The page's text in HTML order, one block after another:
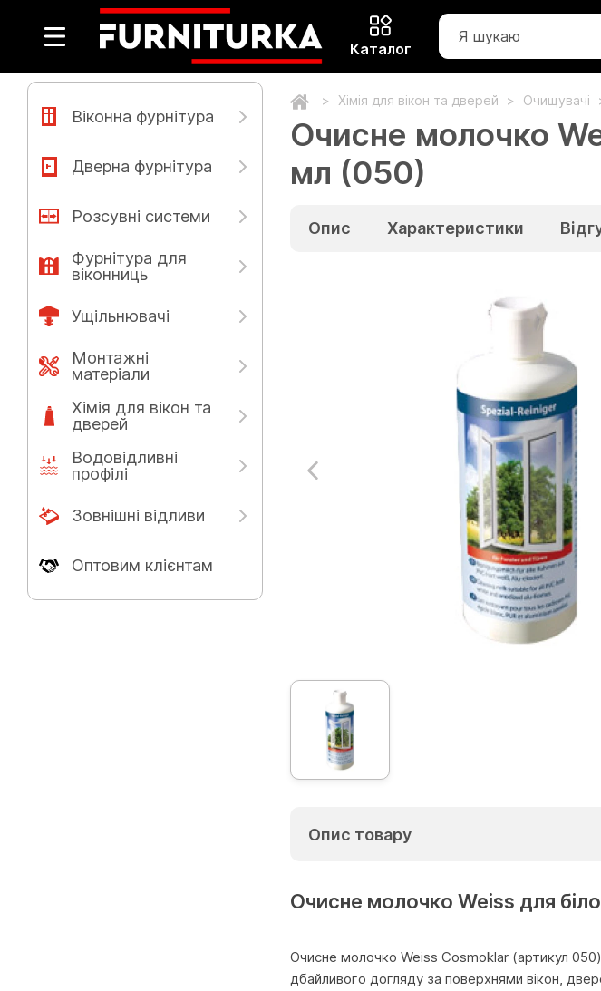
Каталог
Віконна фурнітура
Дверна фурнітура
Розсувні системи
Фурнітура для
віконниць
Ущільнювачі
Монтажні
матеріали
Хімія для вікон та
дверей
Водовідливні
профілі
Зовнішні відливи
Оптовим клієнтам
Хімія для вікон та дверей Очищувачі
Очисне молочко
мл (050)
Опис Характеристики
Опис товару
Очисне молочко Weiss для
Очисне молочко Weiss Cosmoklar (артикул
дбайливого догляду за поверхнями вікон,